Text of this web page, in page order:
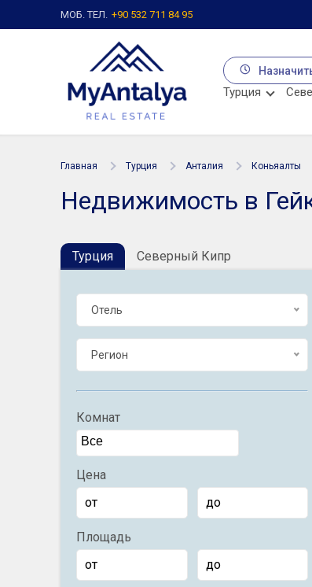
МОБ. ТЕЛ. +90 532 711 84 95
Турция
Главная Турция Анталия Коньяалты
Недвижимость в
Турция Северный Кипр
Отель
Регион
Комнат
Цена
Площадь